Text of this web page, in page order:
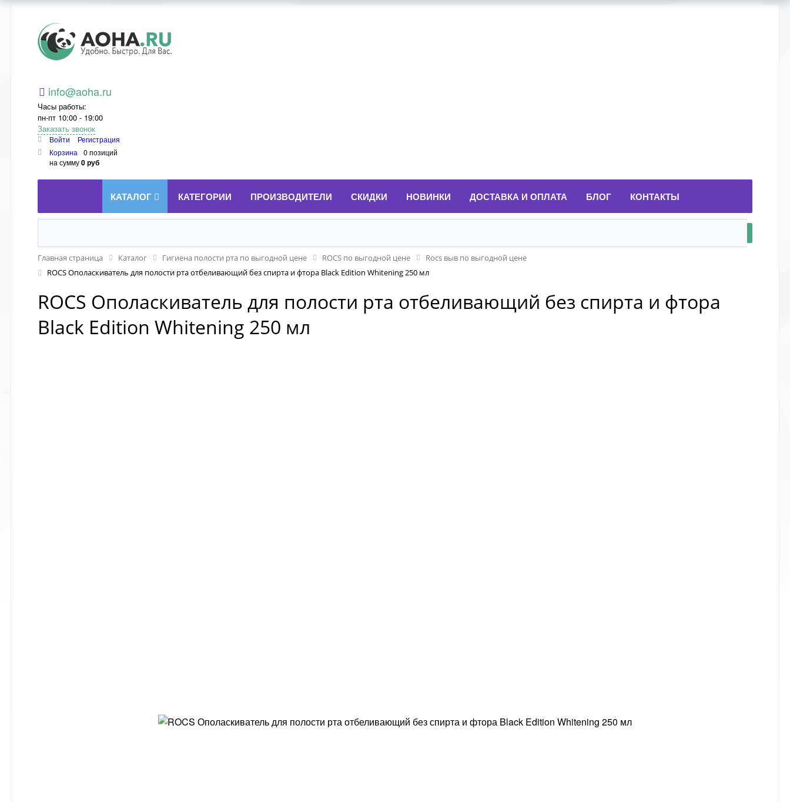
Aoha.ru
info@aoha.ru
Часы работы:
пн-пт 10:00 - 19:00
Заказать звонок
Войти
Регистрация
Корзина
0 позиций
на сумму0 руб
КАТАЛОГ КАТЕГОРИИ ПРОИЗВОДИТЕЛИ СКИДКИ НОВИНКИ ДОСТАВКА И ОПЛАТА БЛОГ КОНТАКТЫ
Главная страница Каталог Гигиена полости рта по выгодной цене ROCS по выгодной цене
Rocs выв по выгодной цене
ROCS Ополаскиватель для полости рта отбеливающий без спирта и фтора Black Edition Whitening 250 мл
ROCS Ополаскиватель для полости рта отбеливающий без спирта и фтора
Black Edition Whitening 250 мл